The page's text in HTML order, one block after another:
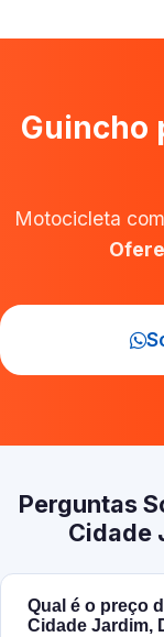
Guincho
Motocicleta
Perguntas
Cidade
Qual é o preço
Cidade Jardim,